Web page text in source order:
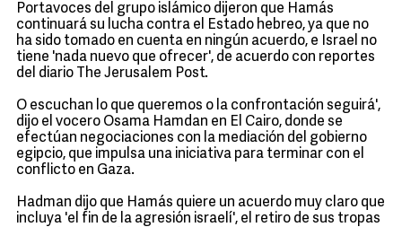
Portavoces del grupo islámico dijeron que Hamás
continuará su lucha contra el Estado hebreo, ya que no
ha sido tomado en cuenta en ningún acuerdo, e Israel no
tiene 'nada nuevo que ofrecer', de acuerdo con reportes
del diario The Jerusalem Post.
O escuchan lo que queremos o la confrontación seguirá',
dijo el vocero Osama Hamdan en El Cairo, donde se
efectúan negociaciones con la mediación del gobierno
egipcio, que impulsa una iniciativa para terminar con el
conflicto en Gaza.
Hadman dijo que Hamás quiere un acuerdo muy claro que
incluya 'el fin de la agresión israelí', el retiro de sus tropas